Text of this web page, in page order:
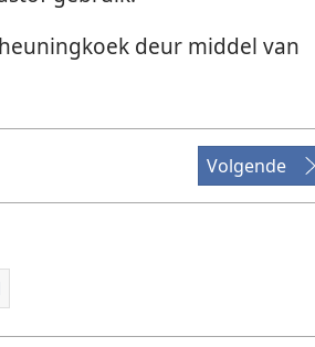
deur middel van
Volgende